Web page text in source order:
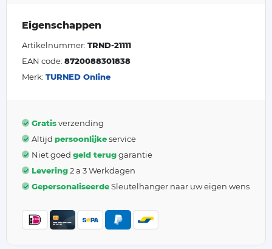
Eigenschappen
Artikelnummer: TRND-21111
EAN code: 8720088301838
Merk: TURNED Online
Gratisverzending
Altijd persoonlijkeservice
Niet goed geld teruggarantie
Levering2 a 3 Werkdagen
GepersonaliseerdeSleutelhanger naar uw eigen wens